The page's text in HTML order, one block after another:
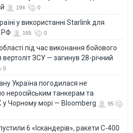
194 0
у використанні Starlink для
РФ
165 0
під час виконання бойового
ЗСУ — загинув 28-річний
0
Україна погодилася не
неросійським танкерам та
у Чорному морі — Bloomberg
95
6 «Іскандерів», ракети С-400